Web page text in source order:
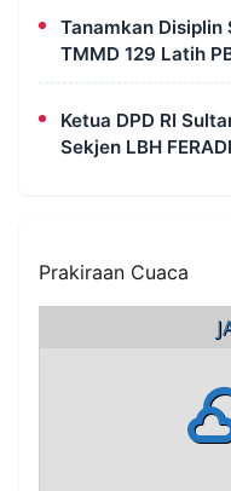
Tanamkan Disiplin
TMMD 129 Latih
Wanam
Ketua DPD RI
Sekjen LBH
Prakiraan Cuaca